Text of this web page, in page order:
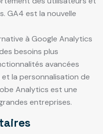
GA4 est la nouvelle
à Google Analytics
besoins plus
avancées
et la personnalisation de
Analytics est une
entreprises.